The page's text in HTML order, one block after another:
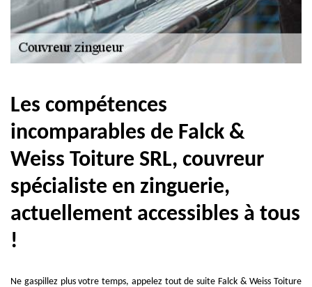
Les compétences
incomparables de Falck &
Weiss Toiture SRL, couvreur
spécialiste en zinguerie,
actuellement accessibles à tous
!
Ne gaspillez plus votre temps, appelez tout de suite Falck & Weiss Toiture